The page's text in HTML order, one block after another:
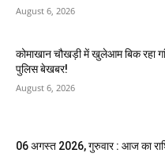
August 6, 2026
कोमाखान चौखड़ी में खुलेआम बिक रहा
पुलिस बेखबर!
August 6, 2026
06 अगस्त 2026, गुरुवार : आज का